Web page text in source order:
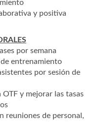
y positiva
por semana
entrenamiento
por sesión de
OTF y mejorar las tasas
reuniones de personal,